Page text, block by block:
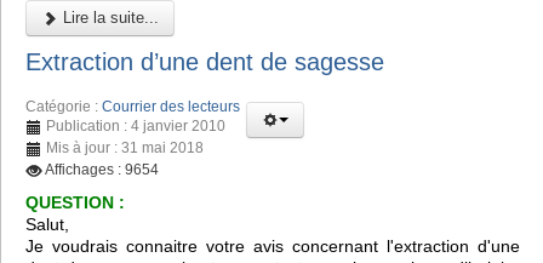
Lire la suite...
Extraction d’une dent de sagesse
Catégorie : Courrier des lecteurs
Publication : 4 janvier 2010
Mis à jour : 31 mai 2018
Affichages : 9654
QUESTION :
Salut,
Je voudrais connaitre votre avis concernant l'extraction d'une